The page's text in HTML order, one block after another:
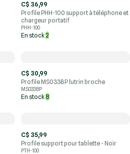
C$ 36,99
Profile PHH-100 support à téléphone et
chargeur portatif
PHH-100
En stock2
C$ 30,99
Profile MS033BP lutrin broche
MS033BP
En stock8
C$ 35,99
Profile support pour tablette - Noir
PTH-100